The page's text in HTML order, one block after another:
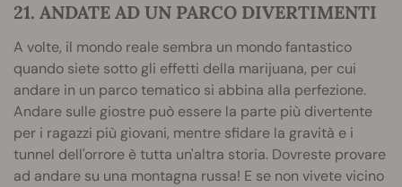
21. ANDATE AD UN PARCO DIVERTIMENTI
A volte, il mondo reale sembra un mondo fantastico
quando siete sotto gli effetti della marijuana, per cui
andare in un parco tematico si abbina alla perfezione.
Andare sulle giostre può essere la parte più divertente
per i ragazzi più giovani, mentre sfidare la gravità e i
tunnel dell'orrore è tutta un'altra storia. Dovreste provare
ad andare su una montagna russa! E se non vivete vicino